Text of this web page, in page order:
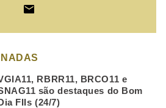
RBRR11, BRCO11 e
são destaques do Bom
FIIs (24/7)